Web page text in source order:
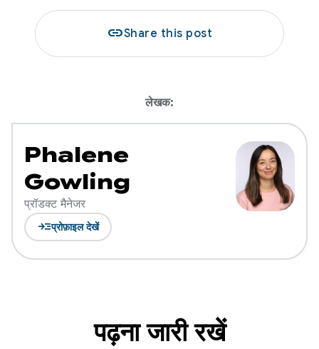
linkShare this post
लेखक:
Phalene
Gowling
प्रॉडक्ट मैनेजर
read_moreप्रोफ़ाइल देखें
पढ़ना जारी रखें